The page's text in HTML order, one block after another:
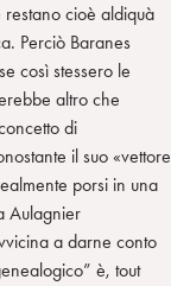
restano cioè aldiquà
Perciò Baranes
così stessero le
altro che
di
il suo «vettore
porsi in una
Aulagnier
a darne conto
è, tout